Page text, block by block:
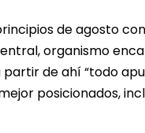
de agosto
organismo
de ahí “todo
posicionados,